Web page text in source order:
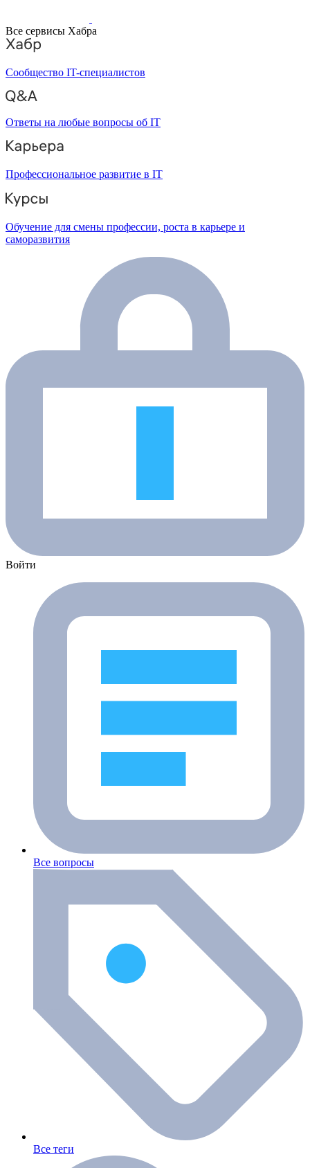
Все сервисы Хабра
Сообщество IT-специалистов
Ответы на любые вопросы об IT
Профессиональное развитие в IT
Обучение для смены профессии, роста в карьере и
саморазвития
Войти
Все вопросы
Все теги